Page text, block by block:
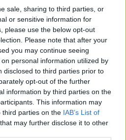
sale, sharing to third parties, or
or sensitive information for
please use the below opt-out
Please note that after your
you may continue seeing
personal information utilized by
disclosed to third parties prior to
opt-out of the further
information by third parties on the
This information may
third parties on the IAB’s List of
that may further disclose it to other
un successo
Olbia, incidente all’alba: ferito il
da Jovanotti alla zuppa
da non perdere
abusivi sulla spiaggia libera,
e Arzachena